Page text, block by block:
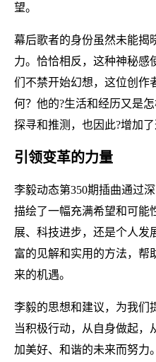
望。
幕后歌者的身份虽然未能揭
力。恰恰相反，这种神秘感
们不禁开始幻想，这位创作
何？他的?生活和经历又是
探寻和推测，也因此?增加了
引领变革的力量
李毅动态第350期插曲通过
描绘了一幅充满希望和可能
展、科技进步，还是个人发
富的见解和实用的方法，帮
来的机遇。
李毅的思想和建议，为我们
当积极行动，从自身做起，
加美好、和谐的未来而努力